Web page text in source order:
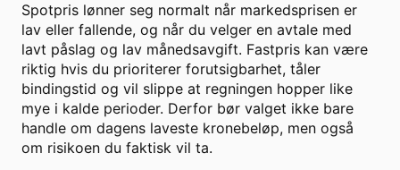
Spotpris lønner seg normalt når markedsprisen er
lav eller fallende, og når du velger en avtale med
lavt påslag og lav månedsavgift. Fastpris kan være
riktig hvis du prioriterer forutsigbarhet, tåler
bindingstid og vil slippe at regningen hopper like
mye i kalde perioder. Derfor bør valget ikke bare
handle om dagens laveste kronebeløp, men også
om risikoen du faktisk vil ta.